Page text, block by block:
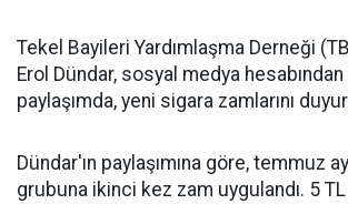
Tekel Bayileri Yardımlaşma Derneği
Erol Dündar, sosyal medya hesabından
paylaşımda, yeni sigara zamlarını
Dündar'ın paylaşımına göre, temmuz
grubuna ikinci kez zam uygulandı. 5